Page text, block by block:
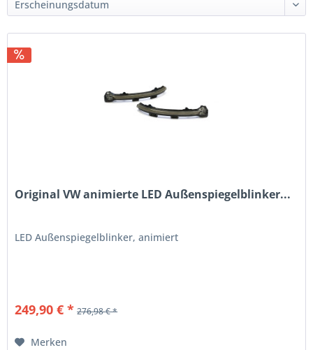
Original VW animierte LED Außenspiegelblinker...
LED Außenspiegelblinker, animiert
249,90 € * 276,98 € *
Merken